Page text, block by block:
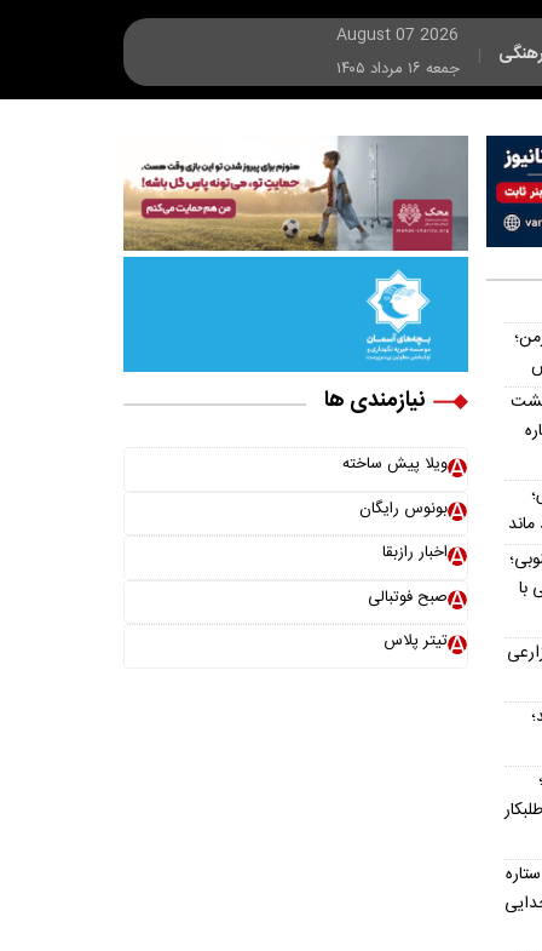
|
August 07 2026
جمعه ۱۶ مرداد ۱۴۰۵
پشت
با
نیازمندی ها
ویلا پیش ساخته
بونوس رایگان
اخبار رازبقا
صبح فوتبالی
تیتر پلاس